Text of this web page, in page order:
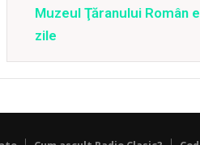
Muzeul Ţăranului Român
zile